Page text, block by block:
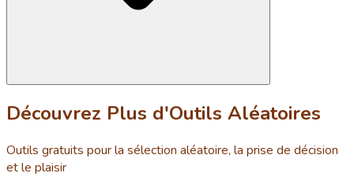
Découvrez Plus d'Outils Aléatoires
Outils gratuits pour la sélection aléatoire, la prise de décision
et le plaisir